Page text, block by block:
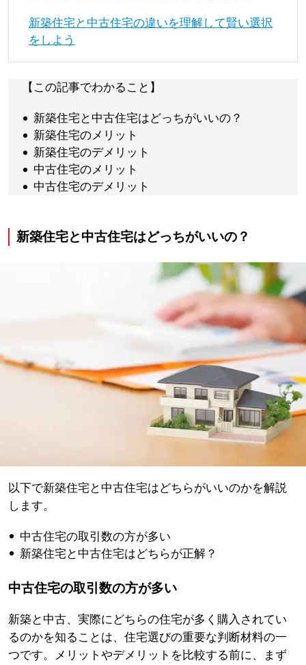
新築住宅と中古住宅の違いを理解して賢い選択
をしよう
【この記事でわかること】
新築住宅と中古住宅はどっちがいいの？
新築住宅のメリット
新築住宅のデメリット
中古住宅のメリット
中古住宅のデメリット
新築住宅と中古住宅はどっちがいいの？
以下で新築住宅と中古住宅はどちらがいいのかを解説
します。
中古住宅の取引数の方が多い
新築住宅と中古住宅はどちらが正解？
中古住宅の取引数の方が多い
新築と中古、実際にどちらの住宅が多く購入されてい
るのかを知ることは、住宅選びの重要な判断材料の一
つです。メリットやデメリットを比較する前に、まず